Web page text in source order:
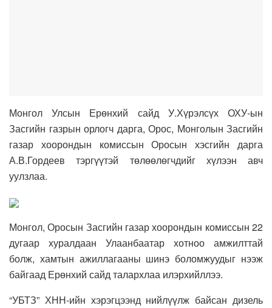
Монгол Улсын Ерөнхий сайд У.Хүрэлсүх ОХУ-ын
Засгийн газрын орлогч дарга, Орос, Монголын Засгийн
газар хоорондын комиссын Оросын хэсгийн дарга
А.В.Гордеев тэргүүтэй төлөөлөгчдийг хүлээн авч
уулзлаа.
Монгол, Оросын Засгийн газар хоорондын комиссын 22
дугаар хуралдаан Улаанбаатар хотноо амжилттай
болж, хамтын ажиллагааны шинэ боломжуудыг нээж
байгаад Ерөнхий сайд талархлаа илэрхийллээ.
“УБТЗ” ХНН-ийн хэрэгцээнд нийлүүлж байсан дизель